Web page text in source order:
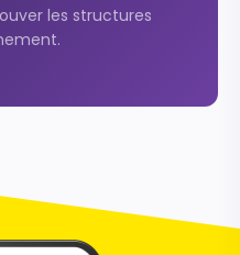
les structures